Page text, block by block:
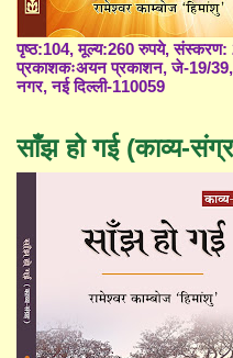
पृष्ठ:104, मूल्य:260 रुपये, संस्करण:
प्रकाशकःअयन प्रकाशन, जे-19/39,
नगर, नई दिल्ली-110059
साँझ हो गई (काव्य-